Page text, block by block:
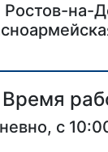
Ростов-на-
Время
с